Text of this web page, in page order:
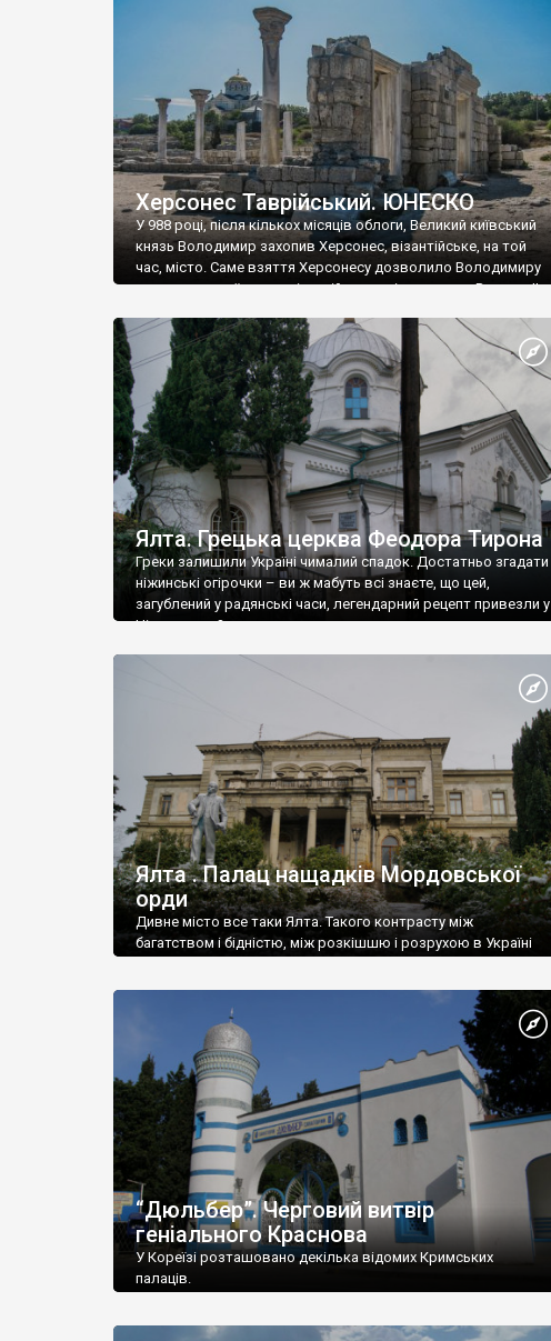
візантійської доби. Раритети викрадені з фондів об’єкту
культурної спадщини ЮНЕСКО «Херсонеса Таврійського».
Офіційно – на виставку «Золото Візантії», але експерти та
влада в Україні вважають це лише […]
Херсонес Таврійський. ЮНЕСКО
У 988 році, після кількох місяців облоги, Великий київський
князь Володимир захопив Херсонес, візантійське, на той
час, місто. Саме взяття Херсонесу дозволило Володимиру
диктувати свої умови візантійському імператору Василю ІІ,
Херсонесі Володимир-язичник, став Василем-
християнином. А потім було Хрещення Русі. На честь
Херсонесу Таврійського названо місто […]
Ялта. Грецька церква Феодора Тирона
Греки залишили Україні чималий спадок. Достатньо згадати
ніжинські огірочки – ви ж мабуть всі знаєте, що цей,
загублений у радянські часи, легендарний рецепт привезли у
Ніжин греки?
Ялта . Палац нащадків Мордовської
орди
Дивне місто все таки Ялта. Такого контрасту між
багатством і бідністю, між розкішшю і розрухою в Україні
“Дюльбер”. Черговий витвір
геніального Краснова
У Кореїзі розташовано декілька відомих Кримських
палаців.